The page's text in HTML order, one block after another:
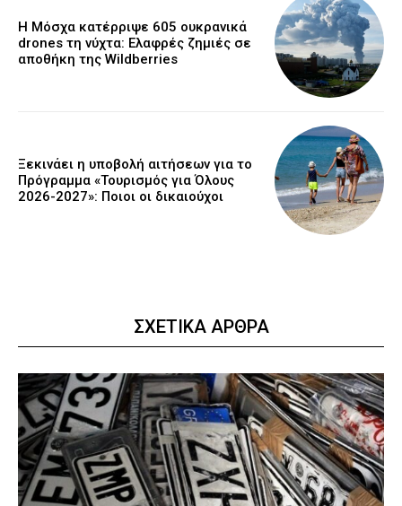
Η Μόσχα κατέρριψε 605 ουκρανικά
drones τη νύχτα: Ελαφρές ζημιές σε
αποθήκη της Wildberries
Ξεκινάει η υποβολή αιτήσεων για το
Πρόγραμμα «Τουρισμός για Όλους
2026-2027»: Ποιοι οι δικαιούχοι
ΣΧΕΤΙΚΑ ΑΡΘΡΑ